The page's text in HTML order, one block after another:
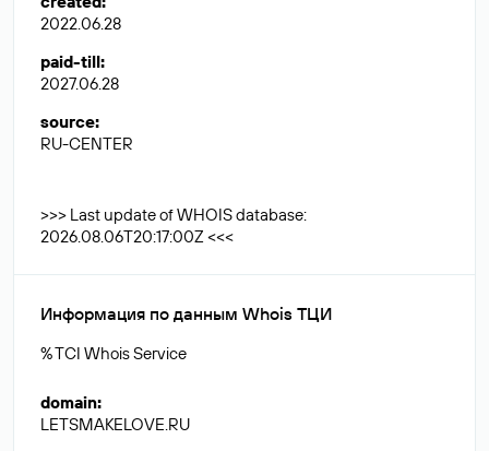
2022.06.28
paid-till:
2027.06.28
source:
RU-CENTER
>>> Last update of WHOIS database:
2026.08.06T20:17:00Z <<<
Информация по данным Whois ТЦИ
% TCI Whois Service
domain:
LETSMAKELOVE.RU